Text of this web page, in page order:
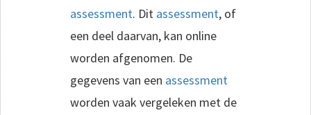
assessment. Dit assessment, of
een deel daarvan, kan online
worden afgenomen. De
gegevens van een assessment
worden vaak vergeleken met de